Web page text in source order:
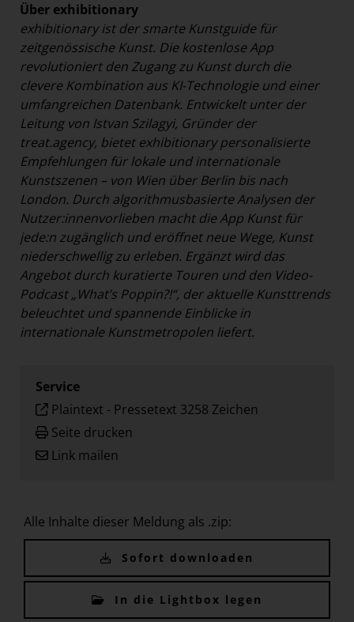
Über exhibitionary
exhibitionary ist der smarte Kunstguide für
zeitgenössische Kunst. Die kostenlose App
revolutioniert den Zugang zu Kunst durch die
clevere Kombination aus KI-Technologie und einer
umfangreichen Datenbank. Entwickelt unter der
Leitung von Istvan Szilagyi, Gründer der
treat.agency, bietet exhibitionary personalisierte
Empfehlungen für lokale und internationale
Kunstszenen – von Wien über Berlin bis nach
London. Durch algorithmusbasierte Analysen der
Nutzer:innenvorlieben macht die App Kunst für
jede:n zugänglich und eröffnet neue Wege, Kunst
niederschwellig zu erleben. Ergänzt wird das
Angebot durch kuratierte Touren und den Video-
Podcast „What’s Poppin?!“, der aktuelle Kunsttrends
beleuchtet und spannende Einblicke in
internationale Kunstmetropolen liefert.
Service
Plaintext - Pressetext 3258 Zeichen
Seite drucken
Link mailen
Alle Inhalte dieser Meldung als .zip:
Sofort downloaden
In die Lightbox legen